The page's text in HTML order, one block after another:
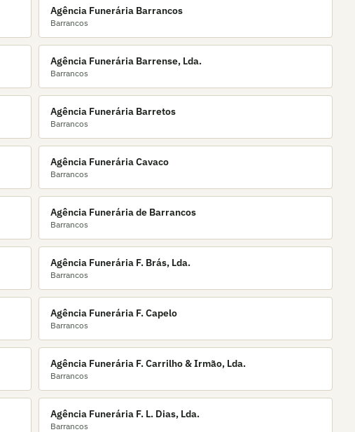
Agência Funerária Barrancos
Barrancos
Agência Funerária Barrense, Lda.
Barrancos
Agência Funerária Barretos
Barrancos
Agência Funerária Cavaco
Barrancos
Agência Funerária de Barrancos
Barrancos
Agência Funerária F. Brás, Lda.
Barrancos
Agência Funerária F. Capelo
Barrancos
Agência Funerária F. Carrilho & Irmão, Lda.
Barrancos
Agência Funerária F. L. Dias, Lda.
Barrancos